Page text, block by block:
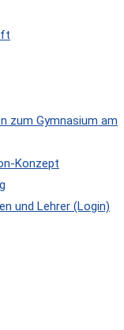
zum Gymnasium am
Konzept
und Lehrer (Login)